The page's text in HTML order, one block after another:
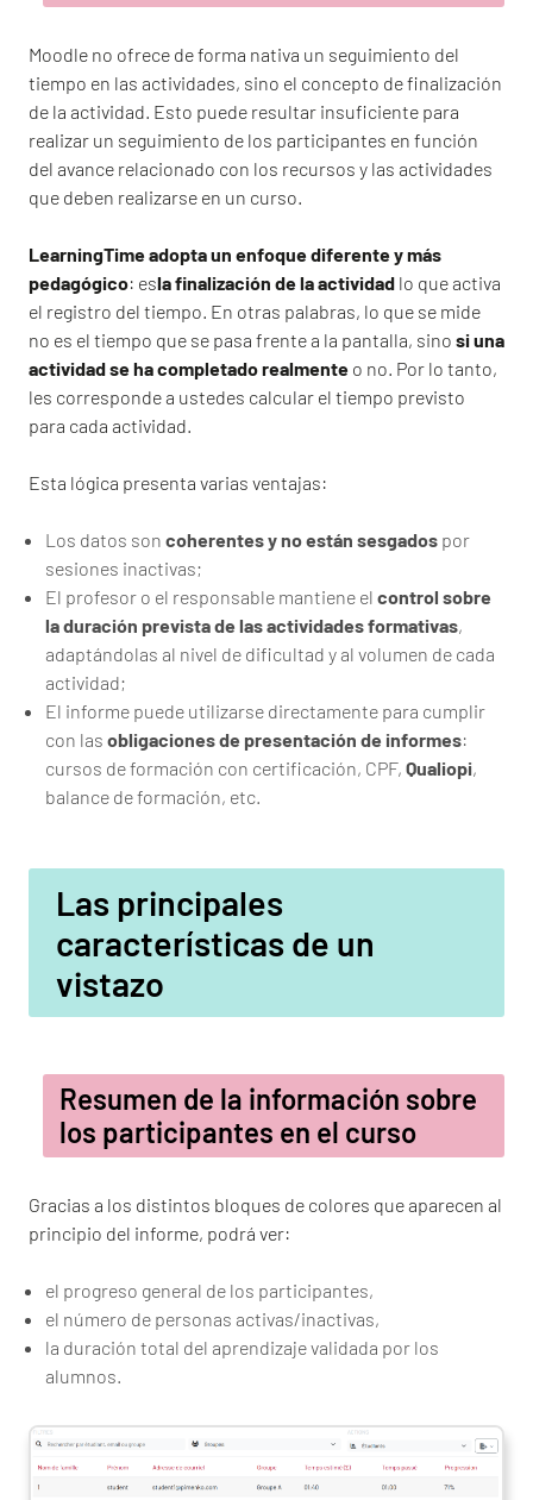
Moodle no ofrece de forma nativa un seguimiento del
tiempo en las actividades, sino el concepto de finalización
de la actividad. Esto puede resultar insuficiente para
realizar un seguimiento de los participantes en función
del avance relacionado con los recursos y las actividades
que deben realizarse en un curso.
LearningTime adopta un enfoque diferente y más
pedagógico: esla finalización de la actividad lo que activa
el registro del tiempo. En otras palabras, lo que se mide
no es el tiempo que se pasa frente a la pantalla, sino si una
actividad se ha completado realmente o no. Por lo tanto,
les corresponde a ustedes calcular el tiempo previsto
para cada actividad.
Esta lógica presenta varias ventajas:
Los datos son coherentes y no están sesgados por
sesiones inactivas;
El profesor o el responsable mantiene el control sobre
la duración prevista de las actividades formativas,
adaptándolas al nivel de dificultad y al volumen de cada
actividad;
El informe puede utilizarse directamente para cumplir
con las obligaciones de presentación de informes:
cursos de formación con certificación, CPF, Qualiopi,
balance de formación, etc.
Las principales
características de un
vistazo
Resumen de la información sobre
los participantes en el curso
Gracias a los distintos bloques de colores que aparecen al
principio del informe, podrá ver:
el progreso general de los participantes,
el número de personas activas/inactivas,
la duración total del aprendizaje validada por los
alumnos.